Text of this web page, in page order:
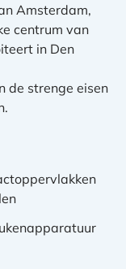
Amsterdam,
centrum van
in Den
de strenge eisen